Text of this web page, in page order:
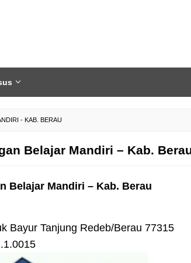
- KAB. BERAU
Belajar Mandiri – Kab.
Belajar Mandiri – Kab. Berau
Bayur Tanjung Redeb/Berau 77315